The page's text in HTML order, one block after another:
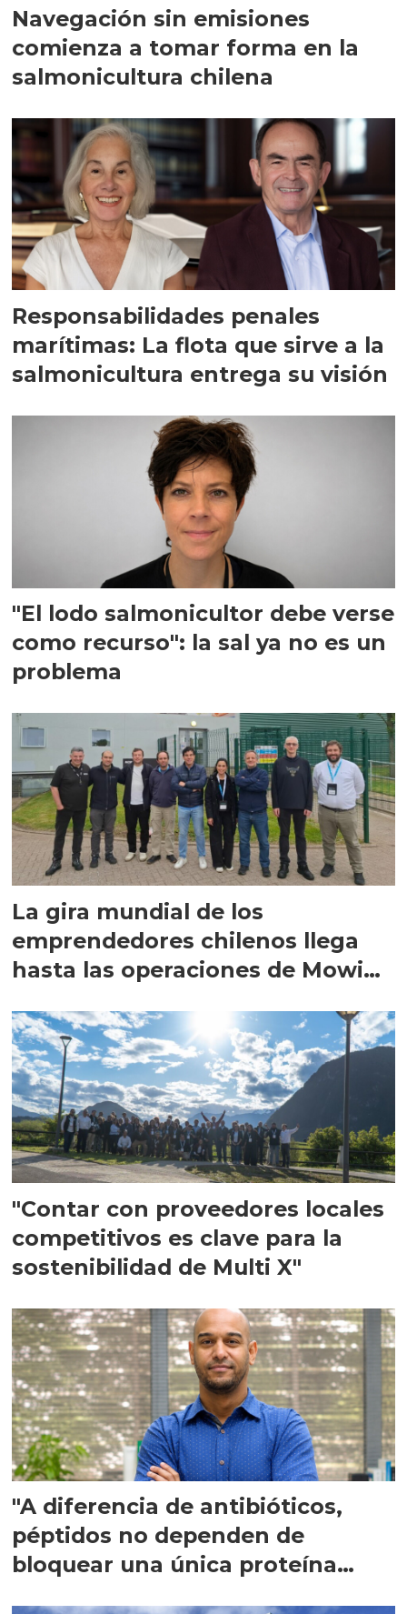
Navegación sin emisiones
comienza a tomar forma en la
salmonicultura chilena
Responsabilidades penales
marítimas: La flota que sirve a la
salmonicultura entrega su visión
"El lodo salmonicultor debe verse
como recurso": la sal ya no es un
problema
La gira mundial de los
emprendedores chilenos llega
hasta las operaciones de Mowi
"Contar con proveedores locales
competitivos es clave para la
sostenibilidad de Multi X"
"A diferencia de antibióticos,
péptidos no dependen de
bloquear una única proteína